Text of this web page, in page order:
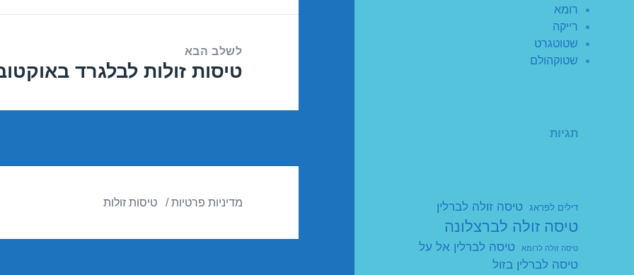
רומא
רייקה
שטוטגרט
שטוקהולם
תגיות
דילים לפראג טיסה זולה לברלין
טיסה זולה לברצלונה
טיסה זולה לרומא
טיסה לברלין אל על
טיסה לברלין בזול
לשלב הבא
הפוסט
טיסות זולות לבלגרד באוקטובר 24/10/
מדיניות פרטיות טיסות זולות